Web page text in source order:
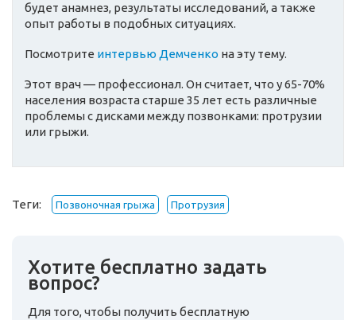
будет анамнез, результаты исследований, а также
опыт работы в подобных ситуациях.
Посмотрите интервью Демченко на эту тему.
Этот врач — профессионал. Он считает, что у 65-70%
населения возраста старше 35 лет есть различные
проблемы с дисками между позвонками: протрузии
или грыжи.
Теги: Позвоночная грыжа Протрузия
Хотите бесплатно задать
вопрос?
Для того, чтобы получить бесплатную